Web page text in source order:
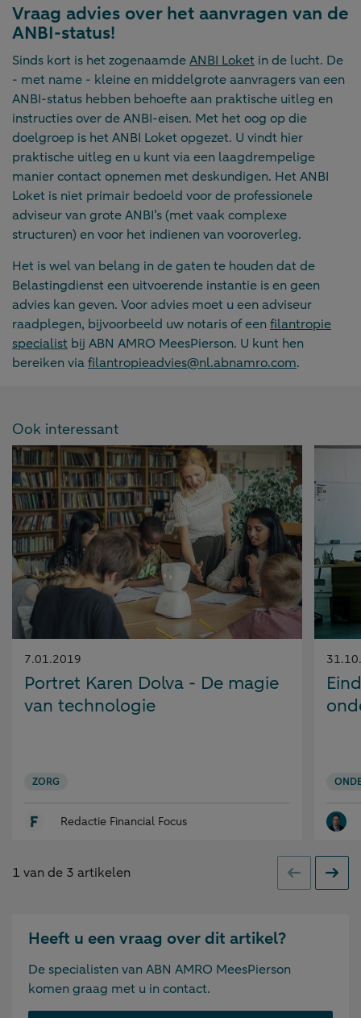
Vraag advies over het aanvragen van de
ANBI-status!
Sinds kort is het zogenaamdeANBI Loket in de lucht. De
- met name - kleine en middelgrote aanvragers van een
ANBI-status hebben behoefte aan praktische uitleg en
instructies over de ANBI-eisen. Met het oog op die
doelgroep is het ANBI Loket opgezet. U vindt hier
praktische uitleg en u kunt via een laagdrempelige
manier contact opnemen met deskundigen. Het ANBI
Loket is niet primair bedoeld voor de professionele
adviseur van grote ANBI’s (met vaak complexe
structuren) en voor het indienen van vooroverleg.
Het is wel van belang in de gaten te houden dat de
Belastingdienst een uitvoerende instantie is en geen
advies kan geven. Voor advies moet u een adviseur
raadplegen, bijvoorbeeld uw notaris of eenfilantropie
specialist bij ABN AMRO MeesPierson. U kunt hen
bereiken viafilantropieadvies@nl.abnamro.com.
Ook interessant
Gepubliceerd
op:
7.01.2019
Portret Karen Dolva - De magie
van technologie
ZORG
Redactie Financial Focus
op:
1 van de 3 artikelen Vorige
Heeft u een vraag over dit artikel?
De specialisten van ABN AMRO MeesPierson
komen graag met u in contact.